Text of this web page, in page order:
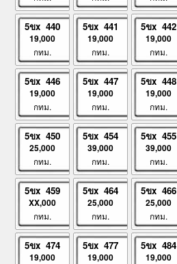
5ขx 440
19,000
กทม.
5ขx 441
19,000
กทม.
5ขx 442
19,000
กทม.
5ขx 446
19,000
กทม.
5ขx 447
19,000
กทม.
5ขx 448
19,000
กทม.
5ขx 450
25,000
กทม.
5ขx 454
39,000
กทม.
5ขx 455
39,000
กทม.
5ขx 459
XX,000
กทม.
5ขx 464
25,000
กทม.
5ขx 466
25,000
กทม.
5ขx 474
19,000
5ขx 477
19,000
5ขx 484
19,000